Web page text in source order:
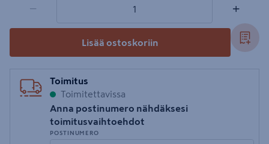
− +
Lisää ostoskoriin
Toimitus
Toimitettavissa
Anna postinumero nähdäksesi
toimitusvaihtoehdot
POSTINUMERO